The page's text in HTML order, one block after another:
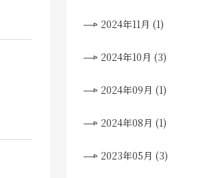
2024年11月 (1)
2024年10月 (3)
2024年09月 (1)
2024年08月 (1)
2023年05月 (3)